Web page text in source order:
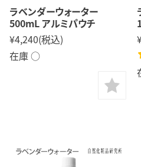
ラベンダーウォーター
500mL アルミパウチ
¥4,240(税込)
在庫 ○